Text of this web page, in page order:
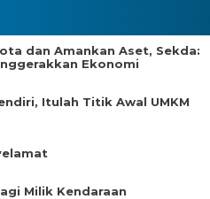
dan Amankan Aset, Sekda:
Ekonomi
Itulah Titik Awal UMKM
Milik Kendaraan